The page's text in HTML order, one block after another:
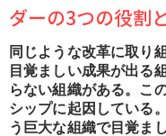
ダーの3つの役割
同じような改革に取り
目覚ましい成果が出る
らない組織がある。こ
シップに起因している
う巨大な組織で目覚ま